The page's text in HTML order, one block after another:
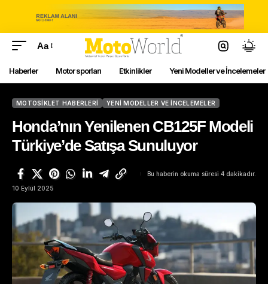
Aa
Haberler Motor sporları Etkinlikler Yeni Modeller ve İncelemeler
MOTOSIKLET HABERLERI YENI MODELLER VE İNCELEMELER
Honda’nın Yenilenen CB125F Modeli
Türkiye’de Satışa Sunuluyor
10 Eylül 2025
Bu haberin okuma süresi 4 dakikadır.